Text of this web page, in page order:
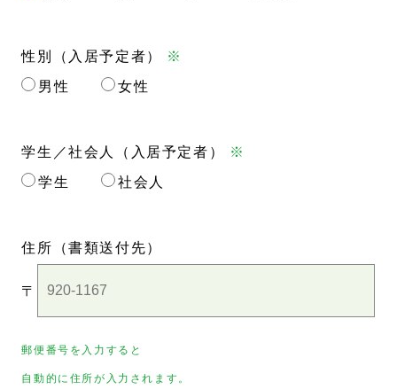
性別（入居予定者） ※
男性
女性
学生／社会人（入居予定者）
※
学生
社会人
住所 （書類送付先）
〒
郵便番号を入力すると
自動的に住所が入力されます。